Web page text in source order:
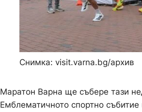
Снимка: visit.varna.bg/архив
Маратон Варна ще събере тази
Емблематичното спортно